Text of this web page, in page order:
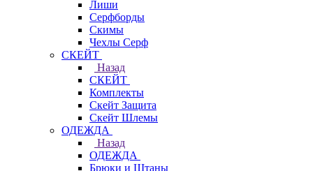
Лиши
Серфборды
Скимы
Чехлы Cерф
СКЕЙТ
Назад
СКЕЙТ
Комплекты
Скейт Защита
Скейт Шлемы
ОДЕЖДА
Назад
ОДЕЖДА
Брюки и Штаны